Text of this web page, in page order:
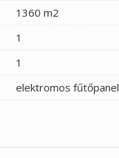
1360 m2
1
1
elektromos fűtőpanel